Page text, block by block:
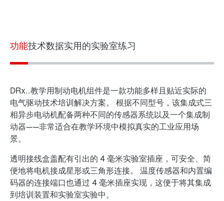
功能技术数据实用的实验室练习
DRx..教学用制动电机组件是一款功能多样且贴近实际的
电气驱动技术培训解决方案。 根据不同型号，该集成式三
相异步电动机配备两种不同的传感器系统以及一个集成制
动器——非常适合在教学环境中模拟真实的工业应用场
景。
透明接线盒盖配有引出的 4 毫米实验室插座，可安全、简
便地将电机接成星形或三角形连接。 温度传感器和内置编
码器的连接端口也通过 4 毫米插座实现，这便于将其集成
到培训装置和实验室实验中。